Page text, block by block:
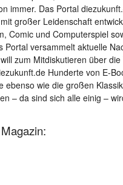
immer. Das Portal
großer Leidenschaft
Comic und Computerspiel
Portal versammelt aktuelle
zum Mitdiskutieren über
Hunderte von E-
ebenso wie die großen
– da sind sich alle einig –